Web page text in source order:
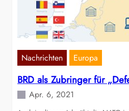
Nachrichten Europa
BRD als Zubringer für
Apr. 6, 2021